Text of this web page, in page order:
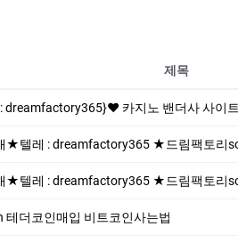
제목
카지노 밴더사 사이
★텔레 : dreamfactory365 ★드림팩토리
★텔레 : dreamfactory365 ★드림팩토리
테더코인매입 비트코인사는법